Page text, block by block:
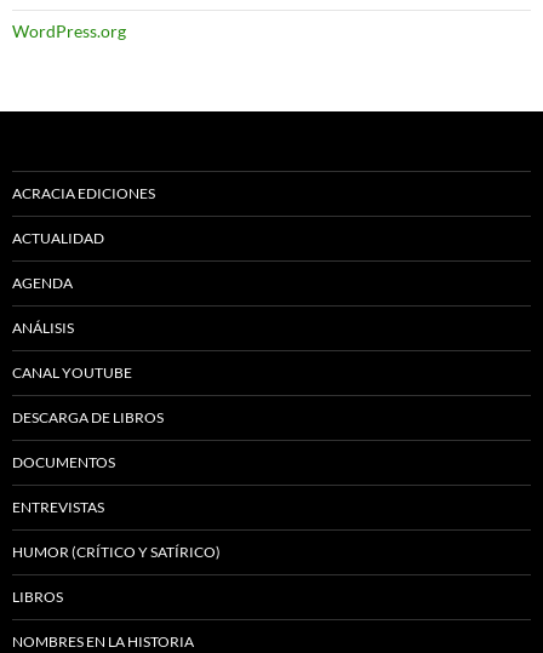
WordPress.org
ACRACIA EDICIONES
ACTUALIDAD
AGENDA
ANÁLISIS
CANAL YOUTUBE
DESCARGA DE LIBROS
DOCUMENTOS
ENTREVISTAS
HUMOR (CRÍTICO Y SATÍRICO)
LIBROS
NOMBRES EN LA HISTORIA